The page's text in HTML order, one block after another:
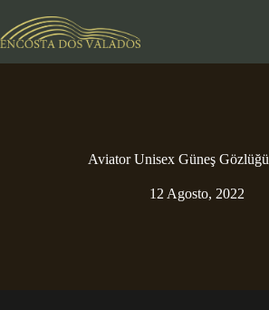
para
o
Aviator Unisex Güneş Gözlüğü
12 Agosto, 2022